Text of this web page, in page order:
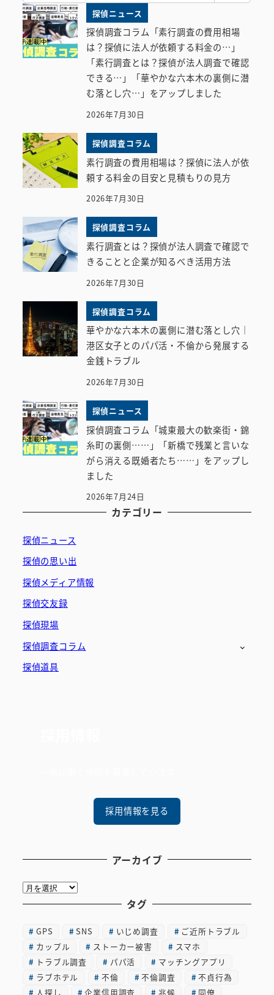
探偵ニュース
探偵調査コラム「素行調査の費用相場
は？探偵に法人が依頼する料金の…」
「素行調査とは？探偵が法人調査で確認
できる…」「華やかな六本木の裏側に潜
む落とし穴…」をアップしました
2026年7月30日
探偵調査コラム
素行調査の費用相場は？探偵に法人が依
頼する料金の目安と見積もりの見方
2026年7月30日
探偵調査コラム
素行調査とは？探偵が法人調査で確認で
きることと企業が知るべき活用方法
2026年7月30日
探偵調査コラム
華やかな六本木の裏側に潜む落とし穴｜
港区女子とのパパ活・不倫から発展する
金銭トラブル
2026年7月30日
探偵ニュース
探偵調査コラム「城東最大の歓楽街・錦
糸町の裏側……」「新橋で残業と言いな
がら消える既婚者たち……」をアップし
ました
2026年7月24日
カテゴリー
探偵ニュース
探偵の思い出
探偵メディア情報
探偵交友録
探偵現場
探偵調査コラム
探偵道具
採用情報を見る
アーカイブ
ア
ー
イ
ブ
タグ
GPS SNS いじめ調査
ご近所トラブル
カップル
ストーカー被害
スマホ
トラブル調査
パパ活
マッチングアプリ
ラブホテル
不倫 不倫調査
不貞行為
人探し
企業信用調査 兆候 同僚